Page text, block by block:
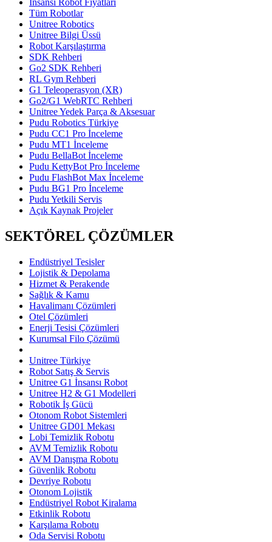
İnsansı Robot Fiyatları
Tüm Robotlar
Unitree Robotics
Unitree Bilgi Üssü
Robot Karşılaştırma
SDK Rehberi
Go2 SDK Rehberi
RL Gym Rehberi
G1 Teleoperasyon (XR)
Go2/G1 WebRTC Rehberi
Unitree Yedek Parça & Aksesuar
Pudu Robotics Türkiye
Pudu CC1 Pro İnceleme
Pudu MT1 İnceleme
Pudu BellaBot İnceleme
Pudu KettyBot Pro İnceleme
Pudu FlashBot Max İnceleme
Pudu BG1 Pro İnceleme
Pudu Yetkili Servis
Açık Kaynak Projeler
SEKTÖREL ÇÖZÜMLER
Endüstriyel Tesisler
Lojistik & Depolama
Hizmet & Perakende
Sağlık & Kamu
Havalimanı Çözümleri
Otel Çözümleri
Enerji Tesisi Çözümleri
Kurumsal Filo Çözümü
Unitree Türkiye
Robot Satış & Servis
Unitree G1 İnsansı Robot
Unitree H2 & G1 Modelleri
Robotik İş Gücü
Otonom Robot Sistemleri
Unitree GD01 Mekası
Lobi Temizlik Robotu
AVM Temizlik Robotu
AVM Danışma Robotu
Güvenlik Robotu
Devriye Robotu
Otonom Lojistik
Endüstriyel Robot Kiralama
Etkinlik Robotu
Karşılama Robotu
Oda Servisi Robotu